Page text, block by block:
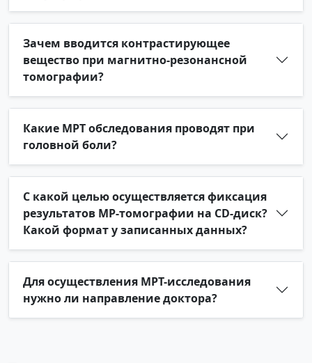
Зачем вводится контрастирующее
вещество при магнитно-резонансной
томографии?
Какие МРТ обследования проводят при
головной боли?
С какой целью осуществляется фиксация
результатов МР-томографии на CD-диск?
Какой формат у записанных данных?
Для осуществления МРТ-исследования
нужно ли направление доктора?